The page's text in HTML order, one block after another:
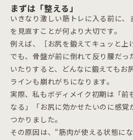
まずは「整える」
いきなり激しい筋トレに入る前に、
を見直すことが何より大切です。
例えば、［お尻を鍛えてキュッと上
でも、骨盤が前に倒れて反り腰だっ
いたりすると、どんなに鍛えてもお
ラインも崩れがちになります。
実際、私もボディメイク初期は「前
なる」「お尻に効かせたいのに感
つかりました。
その原因は、“筋肉が使える状態にな